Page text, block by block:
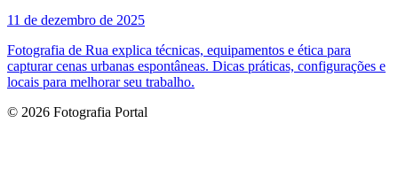
11 de dezembro de 2025
Fotografia de Rua explica técnicas, equipamentos e ética para
capturar cenas urbanas espontâneas. Dicas práticas, configurações e
locais para melhorar seu trabalho.
© 2026 Fotografia Portal